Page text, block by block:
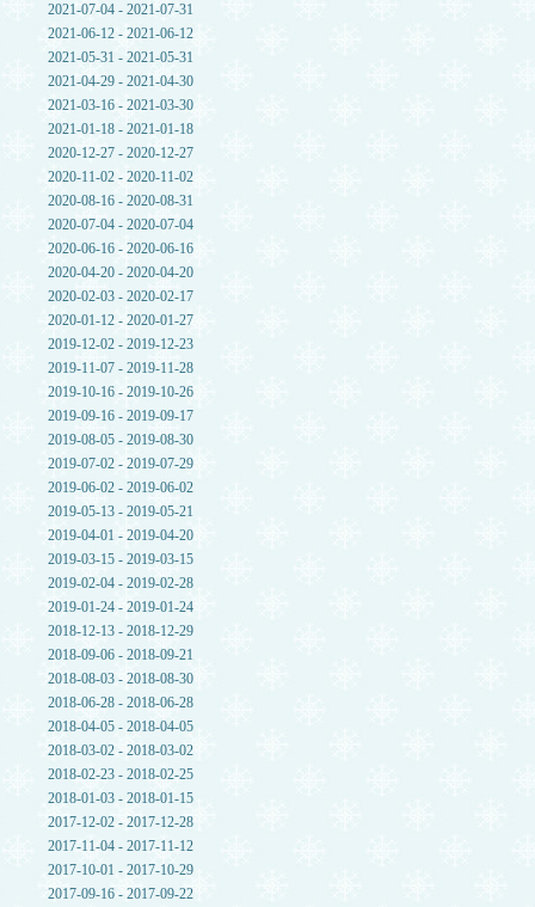
2021-07-04 - 2021-07-31
2021-06-12 - 2021-06-12
2021-05-31 - 2021-05-31
2021-04-29 - 2021-04-30
2021-03-16 - 2021-03-30
2021-01-18 - 2021-01-18
2020-12-27 - 2020-12-27
2020-11-02 - 2020-11-02
2020-08-16 - 2020-08-31
2020-07-04 - 2020-07-04
2020-06-16 - 2020-06-16
2020-04-20 - 2020-04-20
2020-02-03 - 2020-02-17
2020-01-12 - 2020-01-27
2019-12-02 - 2019-12-23
2019-11-07 - 2019-11-28
2019-10-16 - 2019-10-26
2019-09-16 - 2019-09-17
2019-08-05 - 2019-08-30
2019-07-02 - 2019-07-29
2019-06-02 - 2019-06-02
2019-05-13 - 2019-05-21
2019-04-01 - 2019-04-20
2019-03-15 - 2019-03-15
2019-02-04 - 2019-02-28
2019-01-24 - 2019-01-24
2018-12-13 - 2018-12-29
2018-09-06 - 2018-09-21
2018-08-03 - 2018-08-30
2018-06-28 - 2018-06-28
2018-04-05 - 2018-04-05
2018-03-02 - 2018-03-02
2018-02-23 - 2018-02-25
2018-01-03 - 2018-01-15
2017-12-02 - 2017-12-28
2017-11-04 - 2017-11-12
2017-10-01 - 2017-10-29
2017-09-16 - 2017-09-22